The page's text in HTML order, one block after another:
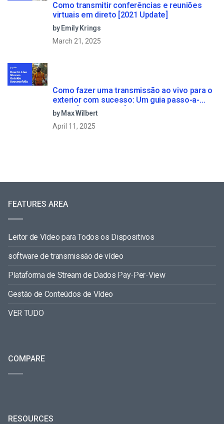
Como transmitir conferências e reuniões
virtuais em direto [2021 Update]
by Emily Krings
March 21, 2025
Como fazer uma transmissão ao vivo para o
exterior com sucesso: Um guia passo-a-
passo [2021 Update]
by Max Wilbert
April 11, 2025
FEATURES AREA
Leitor de Vídeo para Todos os Dispositivos
software de transmissão de vídeo
Plataforma de Stream de Dados Pay-Per-View
Gestão de Conteúdos de Vídeo
VER TUDO
COMPARE
RESOURCES